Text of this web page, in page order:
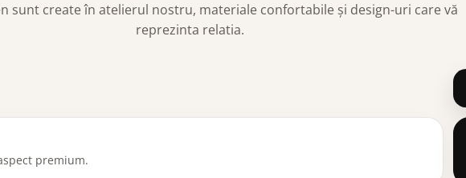
sunt create în atelierul nostru, materiale confortabile și design-uri care vă
reprezinta relatia.
premium.